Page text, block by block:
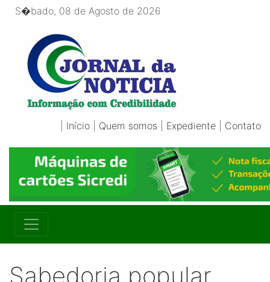
S�bado, 08 de Agosto de 2026
Início Quem somos Expediente Contato
Sabedoria popular